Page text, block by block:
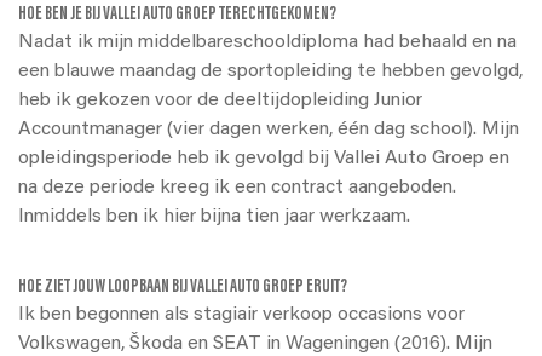
HOE BEN JE BIJ VALLEI AUTO GROEP TERECHTGEKOMEN?
Nadat ik mijn middelbareschooldiploma had behaald en na
een blauwe maandag de sportopleiding te hebben gevolgd,
heb ik gekozen voor de deeltijdopleiding Junior
Accountmanager (vier dagen werken, één dag school). Mijn
opleidingsperiode heb ik gevolgd bij Vallei Auto Groep en
na deze periode kreeg ik een contract aangeboden.
Inmiddels ben ik hier bijna tien jaar werkzaam.
HOE ZIET JOUW LOOPBAAN BIJ VALLEI AUTO GROEP ERUIT?
Ik ben begonnen als stagiair verkoop occasions voor
Volkswagen, Škoda en SEAT in Wageningen (2016). Mijn